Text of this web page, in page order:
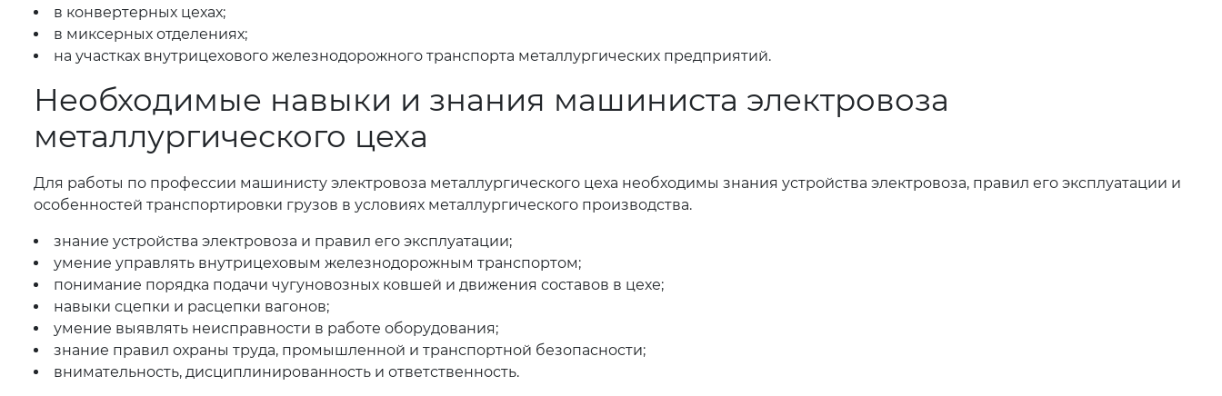
в конвертерных цехах;
в миксерных отделениях;
на участках внутрицехового железнодорожного транспорта металлургических предприятий.
Необходимые навыки и знания машиниста электровоза
металлургического цеха
Для работы по профессии машинисту электровоза металлургического цеха необходимы знания устройства электровоза, правил его эксплуатации и
особенностей транспортировки грузов в условиях металлургического производства.
знание устройства электровоза и правил его эксплуатации;
умение управлять внутрицеховым железнодорожным транспортом;
понимание порядка подачи чугуновозных ковшей и движения составов в цехе;
навыки сцепки и расцепки вагонов;
умение выявлять неисправности в работе оборудования;
знание правил охраны труда, промышленной и транспортной безопасности;
внимательность, дисциплинированность и ответственность.